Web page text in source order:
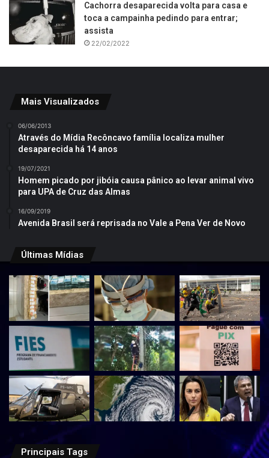
Cachorra desaparecida volta para casa e
toca a campainha pedindo para entrar;
assista
22/02/2022
Mais Visualizados
06/06/2013
Através do Mídia Recôncavo família localiza mulher
desaparecida há 14 anos
19/07/2021
Homem picado por jibóia causa pânico ao levar animal vivo
para UPA de Cruz das Almas
16/09/2019
Avenida Brasil será reprisada no Vale a Pena Ver de Novo
Últimas Mídias
Principais Tags